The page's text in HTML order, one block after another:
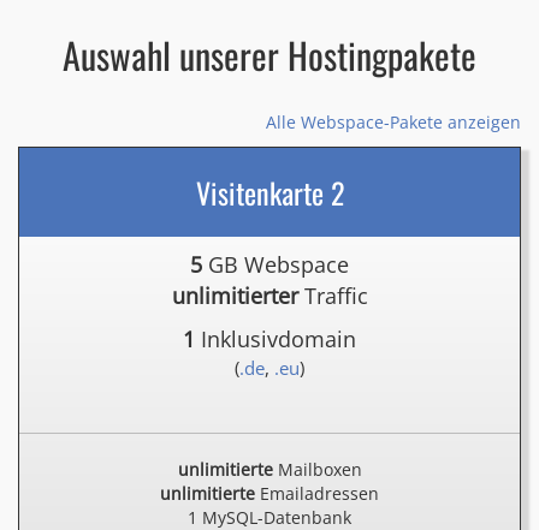
Auswahl unserer Hostingpakete
Alle Webspace-Pakete anzeigen
Visitenkarte 2
5 GB Webspace
unlimitierterTraffic
1 Inklusivdomain
(.de, .eu)
unlimitierteMailboxen
unlimitierte Emailadressen
1 MySQL-Datenbank